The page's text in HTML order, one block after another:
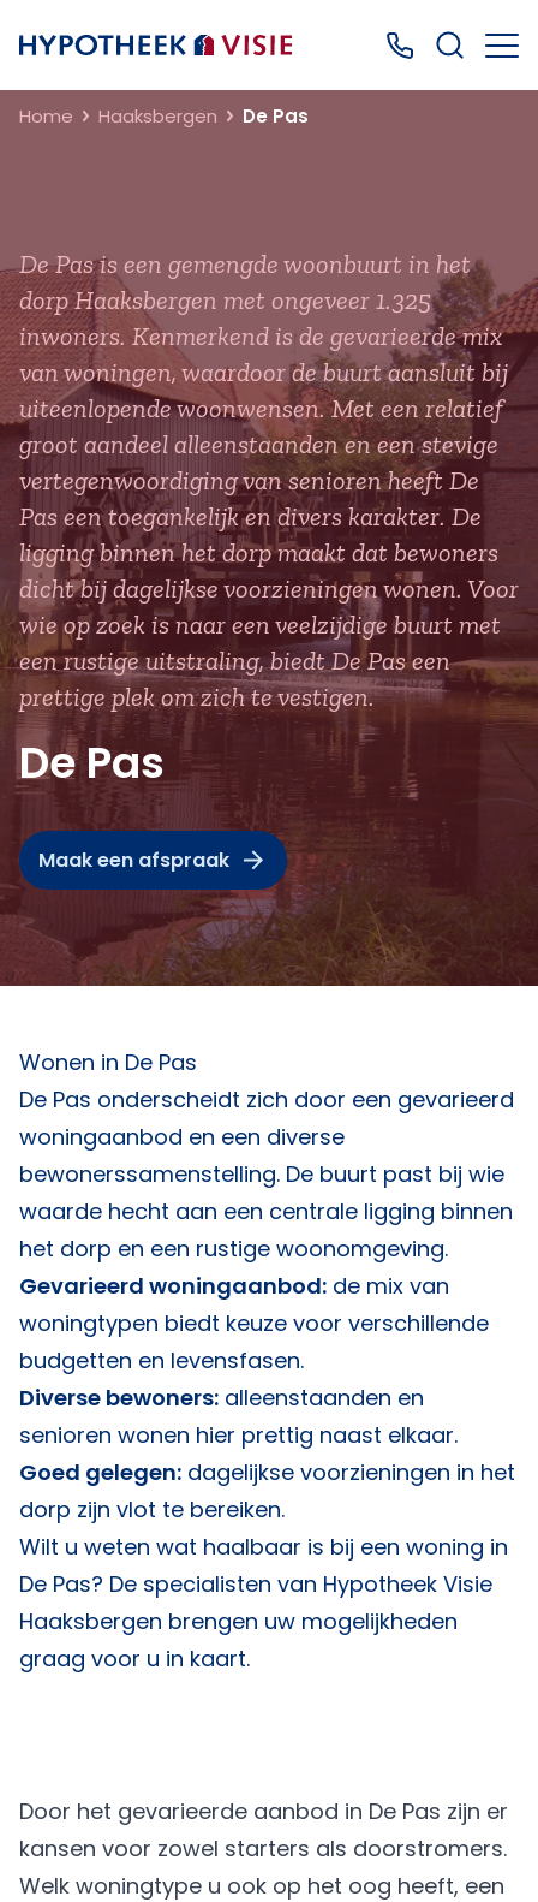
Terug naar home Bel ons: 0499
Home Haaksbergen De Pas
De Pas is een gemengde woonbuurt in het
dorp Haaksbergen met ongeveer 1.325
inwoners. Kenmerkend is de gevarieerde mix
van woningen, waardoor de buurt aansluit bij
uiteenlopende woonwensen. Met een relatief
groot aandeel alleenstaanden en een stevige
vertegenwoordiging van senioren heeft De
Pas een toegankelijk en divers karakter. De
ligging binnen het dorp maakt dat bewoners
dicht bij dagelijkse voorzieningen wonen. Voor
wie op zoek is naar een veelzijdige buurt met
een rustige uitstraling, biedt De Pas een
prettige plek om zich te vestigen.
De Pas
Maak een afspraak
Wonen in De Pas
De Pas onderscheidt zich door een gevarieerd
woningaanbod en een diverse
bewonerssamenstelling. De buurt past bij wie
waarde hecht aan een centrale ligging binnen
het dorp en een rustige woonomgeving.
Gevarieerd woningaanbod: de mix van
woningtypen biedt keuze voor verschillende
budgetten en levensfasen.
Diverse bewoners: alleenstaanden en
senioren wonen hier prettig naast elkaar.
Goed gelegen: dagelijkse voorzieningen in het
dorp zijn vlot te bereiken.
Wilt u weten wat haalbaar is bij een woning in
De Pas? De specialisten van Hypotheek Visie
Haaksbergen brengen uw mogelijkheden
graag voor u in kaart.
Door het gevarieerde aanbod in De Pas zijn er
kansen voor zowel starters als doorstromers.
Welk woningtype u ook op het oog heeft, een